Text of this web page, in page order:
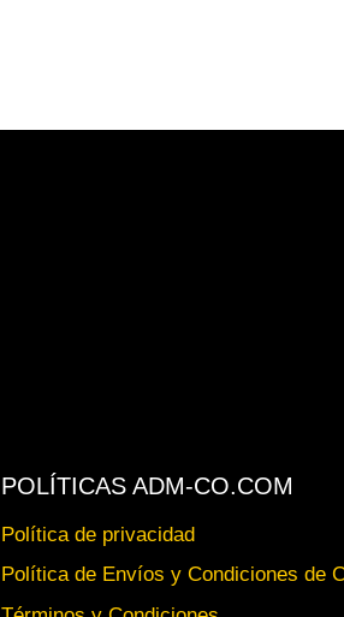
POLÍTICAS ADM-CO.COM
Política de privacidad
Política de Envíos y Condiciones de